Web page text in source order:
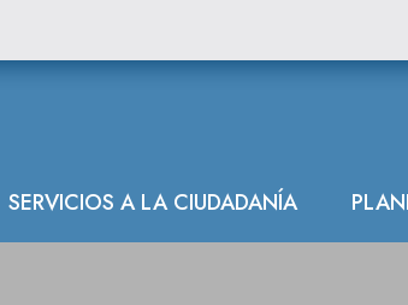
SERVICIOS A LA CIUDADANÍA